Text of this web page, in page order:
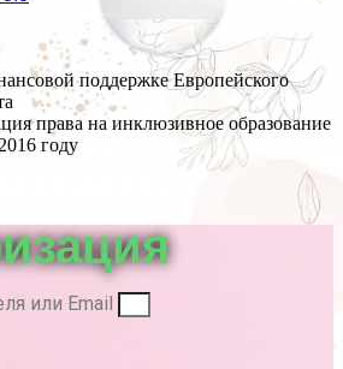
поддержке Европейского
права на инклюзивное образование
году
или Email